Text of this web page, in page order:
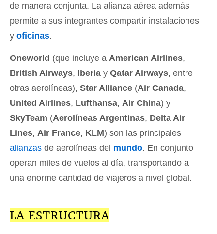
de manera conjunta. La alianza aérea además
permite a sus integrantes compartir instalaciones
y oficinas.
Oneworld (que incluye a American Airlines,
British Airways, Iberia y Qatar Airways, entre
otras aerolíneas), Star Alliance (Air Canada,
United Airlines, Lufthansa, Air China) y
SkyTeam (Aerolíneas Argentinas, Delta Air
Lines, Air France, KLM) son las principales
alianzas de aerolíneas del mundo. En conjunto
operan miles de vuelos al día, transportando a
una enorme cantidad de viajeros a nivel global.
LA ESTRUCTURA